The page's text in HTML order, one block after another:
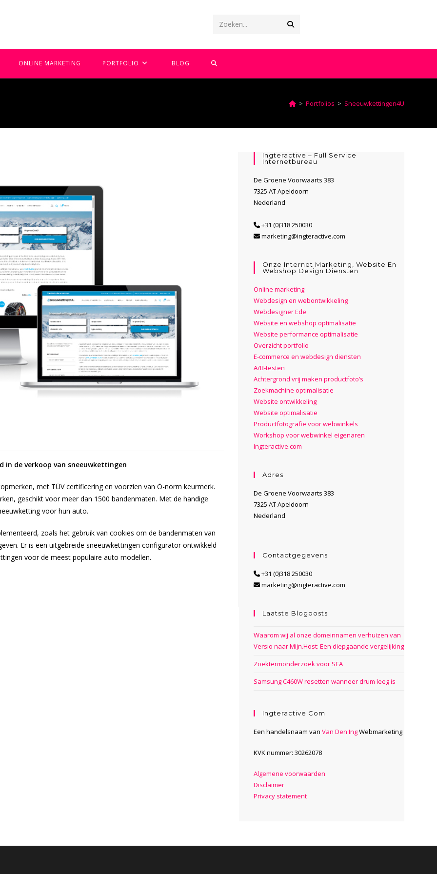
Zoeken...
ONLINE MARKETING PORTFOLIO BLOG TOGGLE
> Portfolios > Sneeuwkettingen4U
in de verkoop van sneeuwkettingen
met TÜV certificering en voorzien van Ö-norm keurmerk.
geschikt voor meer dan 1500 bandenmaten. Met de handige
voor hun auto.
zoals het gebruik van cookies om de bandenmaten van
Er is een uitgebreide sneeuwkettingen configurator ontwikkeld
voor de meest populaire auto modellen.
Ingteractive – Full Service
Internetbureau
De Groene Voorwaarts 383
7325 AT Apeldoorn
Nederland
+31 (0)318 250030
marketing@ingteractive.com
Onze Internet Marketing, Website En
Webshop Design Diensten
Online marketing
Webdesign en webontwikkeling
Webdesigner Ede
Website en webshop optimalisatie
Website performance optimalisatie
Overzicht portfolio
E-commerce en webdesign diensten
A/B-testen
Achtergrond vrij maken productfoto’s
Zoekmachine optimalisatie
Website ontwikkeling
Website optimalisatie
Productfotografie voor webwinkels
Workshop voor webwinkel eigenaren
Ingteractive.com
Adres
De Groene Voorwaarts 383
7325 AT Apeldoorn
Nederland
Contactgegevens
+31 (0)318 250030
marketing@ingteractive.com
Laatste Blogposts
Waarom wij al onze domeinnamen verhuizen van
Versio naar Mijn.Host: Een diepgaande vergelijking
Zoektermonderzoek voor SEA
Samsung C460W resetten wanneer drum leeg is
Ingteractive.com
Een handelsnaam vanVan Den IngWebmarketing
KVK nummer: 30262078
Algemene voorwaarden
Disclaimer
Privacy statement